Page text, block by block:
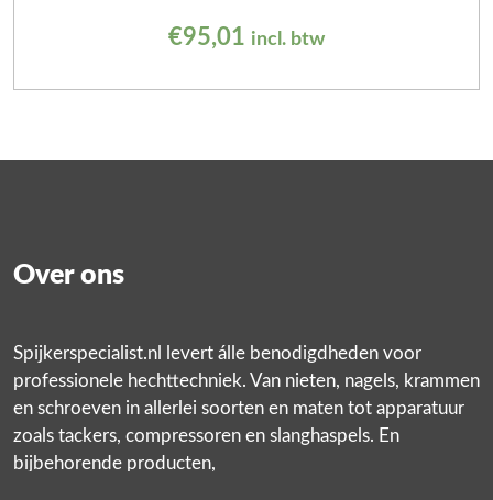
€95,01 incl. btw
Over ons
Spijkerspecialist.nl levert álle benodigdheden voor
professionele hechttechniek. Van nieten, nagels, krammen
en schroeven in allerlei soorten en maten tot apparatuur
zoals tackers, compressoren en slanghaspels. En
bijbehorende producten,